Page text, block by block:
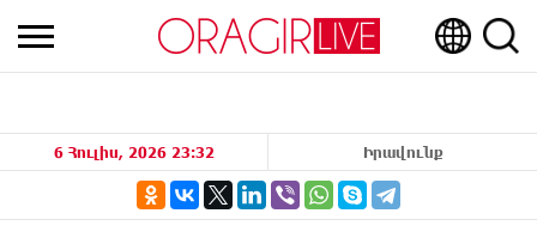
6 Հուլիս, 2026 23:32 Իրավունք